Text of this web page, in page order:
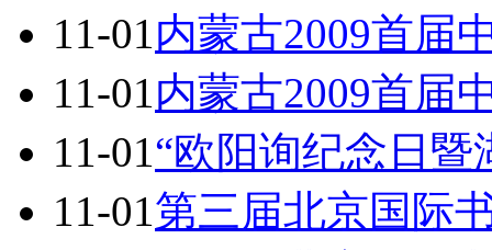
11-01内蒙古2009首届
11-01内蒙古2009首届
11-01“欧阳询纪念日暨
11-01第三届北京国际